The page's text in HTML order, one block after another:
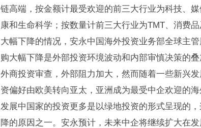
链高端，按金额计最受欢迎的前三大行业为科技、
康和生命科学；按数量计前三大行业为TMT、消费
大幅下降的情况，安永中国海外投资业务部全球主
购大幅下降是外部投资环境波动和内部审慎决策的
外商投资审查，外部阻力加大，然而随着一些新兴
资偏好由欧美转向亚太，亚洲成为最受中企欢迎的
发展中国家的投资更多是以绿地投资的形式呈现的
降的原因之一。安永预计，未来中企将继续扩大在